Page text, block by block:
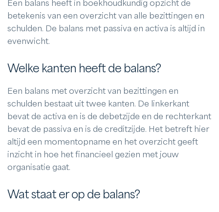
Een balans heeft in boekhoudkundig opzicht de
betekenis van een overzicht van alle bezittingen en
schulden. De balans met passiva en activa is altijd in
evenwicht.
Welke kanten heeft de balans?
Een balans met overzicht van bezittingen en
schulden bestaat uit twee kanten. De linkerkant
bevat de activa en is de debetzijde en de rechterkant
bevat de passiva en is de creditzijde. Het betreft hier
altijd een momentopname en het overzicht geeft
inzicht in hoe het financieel gezien met jouw
organisatie gaat.
Wat staat er op de balans?